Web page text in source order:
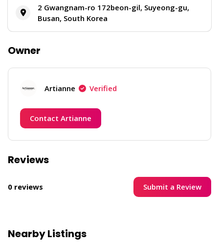
2 Gwangnam-ro 172beon-gil, Suyeong-gu,
Busan, South Korea
Owner
Artianne Verified
Contact Artianne
Reviews
0 reviews Submit a Review
Nearby Listings